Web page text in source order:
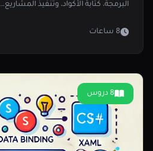
البرمجة، كتابة الأكواد، وتنفيذ المشاريع…
8 ساعات
8 دروس